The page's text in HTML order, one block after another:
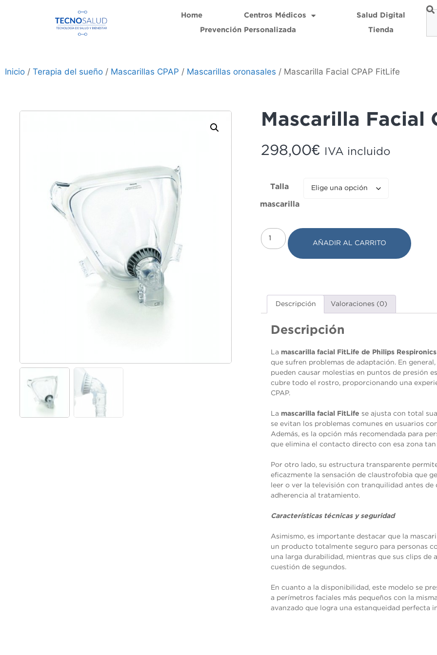
Home Centros Médicos Salud Digital
Prevención Personalizada Tienda
Inicio / Terapia del sueño / Mascarillas CPAP / Mascarillas oronasales / Mascarilla Facial CPAP FitLife
Mascarilla Facial
298,00€ IVA incluido
Talla
mascarilla
AÑADIR AL CARRITO
Descripción Valoraciones (0)
Descripción
La mascarilla facial FitLife de Philips Respironics
que sufren problemas de adaptación. En
pueden causar molestias en puntos de presión
cubre todo el rostro, proporcionando una
CPAP.
La mascarilla facial FitLife se ajusta con total
se evitan los problemas comunes en usuarios
Además, es la opción más recomendada para
que elimina el contacto directo con esa zona tan
Por otro lado, su estructura transparente
eficazmente la sensación de claustrofobia que
leer o ver la televisión con tranquilidad antes
adherencia al tratamiento.
Características técnicas y seguridad
Asimismo, es importante destacar que la
un producto totalmente seguro para personas
una larga durabilidad, mientras que sus clips
cuestión de segundos.
En cuanto a la disponibilidad, este modelo se
a perímetros faciales más pequeños con la
avanzado que logra una estanqueidad perfecta
Necesarias
cookies no
son
opcionales.
para que
funcione la
Estadísticas
Para que
mejorar la
funcionalidad
y estructura
de la web, en
base a cómo
web.